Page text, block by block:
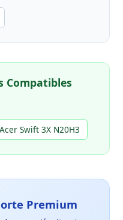
Compatibles
Acer Swift 3X N20H3
Premium